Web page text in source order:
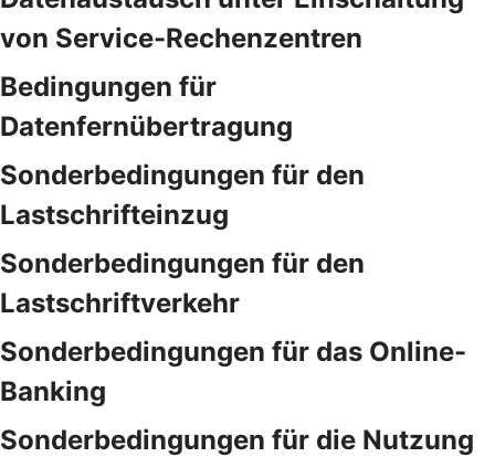
von Service-Rechenzentren
Bedingungen für
Datenfernübertragung
Sonderbedingungen für den
Lastschrifteinzug
Sonderbedingungen für den
Lastschriftverkehr
Sonderbedingungen für das Online-
Banking
Sonderbedingungen für die Nutzung